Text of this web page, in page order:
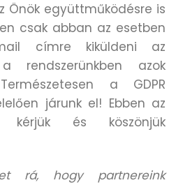
Önök együttműködésre is
csak abban az esetben
címre kiküldeni az
rendszerünkben azok
a GDPR
járunk el! Ebben az
kérjük és köszönjük
rá, hogy partnereink